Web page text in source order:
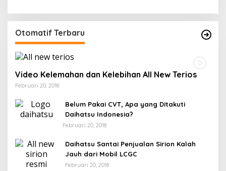
Otomatif Terbaru
Video Kelemahan dan Kelebihan All New Terios
Februari 20, 2018
Belum Pakai CVT, Apa yang Ditakuti
Daihatsu Indonesia?
Februari 20, 2018
Daihatsu Santai Penjualan Sirion Kalah
Jauh dari Mobil LCGC
Februari 20, 2018